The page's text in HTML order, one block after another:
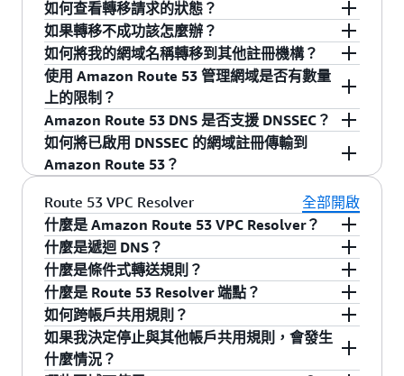
2600:1f18:3fff:f800::/53
2600:1f14:7ff:f800::/53
2600:1f14:fff:f800::/53
2406:da14:7ff:f800::/53
2406:da14:fff:f800::/53
2406:da18:7ff:f800::/53
2406:da1c:7ff:f800::/53
2406:da1c:fff:f800::/53
2406:da18:fff:f800::/53
2600:1f18:7fff:f800::/53
2a05:d018:7ff:f800::/53
2600:1f1e:fff:f800::/53
2620:107:300f::36b7:ff80/122
2a01:578:3::36e4:1000/122
2804:800:ff00::36e8:2840/122
2620:107:300f::36f1:2040/122
2406:da00:ff00::36f3:1fc0/122
2620:108:700f::36f4:34c0/122
派集可讓遷移到 Route 53 變得更容易，因為您可
以指示您的網域名稱註冊機構對 Route 53 中管理
的所有網域名稱使用相同的委派集。此功能還可
以讓您建立「白標籤」名稱伺服器位址，例如
ns1.example.com、ns2.example.com 等，您可以
將這些位址指向您的 Route 53 名稱伺服器。然
後，您可以使用「白標籤」名稱伺服器位址做為
任意數量網域名稱的權威名稱伺服器。有關更多
詳細資訊，請參閱Amazon Route 53 文件。
存取 Whois 資料庫。它包含在許多作業系統中，
也在許多網站上以 Web 應用程式的形式提供。
Internet Corporation for Assigned Names and
Numbers (ICANN) 要求所有網域名稱要有公開可
用的聯絡資訊，以便有人需要聯繫網域名稱擁有
者時可以聯繫得上。
完成轉移程序。請在轉移程序開始前，確保以下
各項：(1) 您的網域名稱在目前的註冊機構不是鎖
定狀態；(2) 您已停用網域名稱的隱私保護 (如果
可以)；(3) 您已經從目前的註冊機構取得有效的授
權代碼或 "authcode"，轉移程序期間將需要輸入
此代碼。
首先，您需要取得網域名稱的 DNS 記錄資料清
單，通常以「區域檔」的形式提供，您可以從現
有的 DNS 供應商處獲得。如果您已經取得 DNS 記
錄資料，可以使用 Route 53 管理主控台或簡單的
Web 服務界面，建立可以為您的網域名稱存放
DNS 記錄的託管區域，然後遵循轉移程序操作，
其中的步驟包括將網域名稱的名稱伺服器更新為
與託管區域關聯的名稱伺服器。要完成網域名稱
轉移程序，請聯繫為您提供網域名稱註冊服務的
註冊機構，然後遵循其轉移程序操作，其中的步
驟包括將網域名稱的名稱伺服器更新為與託管區
域關聯的名稱伺服器。一旦註冊機構傳播了新的
名稱伺服器委派，來自您最終使用者的 DNS 查詢
將開始從 Route 53 DNS 伺服器取得回答。
如何查看轉移請求的狀態？
您可以在 Route 53 主控台首頁的 "Alerts" 區段中
查看網域名稱轉移的狀態。
如果轉移不成功該怎麼辦？
您將需要與目前的註冊機構取得聯繫，以判斷轉
移失敗的原因。他們將問題解決後，您就能重新
提交轉移請求。
如何將我的網域名稱轉移到其他註冊機構？
為了將您的網域名稱從 Route 53 移出，您需要向
新的註冊機構發出轉移請求。他們會請求將網域
名稱移動到其管理範圍內。
使用 Amazon Route 53 管理網域是否有數量
上的限制？
每個新的 Amazon Route 53 帳戶限制最多有 20
個網域。如需請求提高限額，請
聯絡我們 。
Amazon Route 53 DNS 是否支援 DNSSEC？
是。您可以為現有和新的公共託管區域啟用
DNSSEC 簽署。
如何將已啟用 DNSSEC 的網域註冊傳輸到
Amazon Route 53？
要將已啟用 DNSSEC 的網域傳輸到 Amazon
Route 53，請參閱我們的文件以取得逐步指南。
Route 53 VPC Resolver
全部開啟
什麼是 Amazon Route 53 VPC Resolver？
Route 53 VPC Resolver 是區域性 DNS 服務，針對
於 EC2 託管的名稱和網際網路上的公有名稱，提
供遞迴 DNS 查詢。每個 Amazon Virtual Private
Cloud (VPC) 中預設都可使用此功能。在混合雲端
的情況下，您可以設定條件式轉送規則和
Resolver 端點，以啟用跨 AWS Direct Connect 和
什麼是遞迴 DNS？
Amazon Route 53 是授權 DNS 服務，也是遞迴
DNS 服務。授權 DNS 包含 DNS 查詢的最終答
案，通常是 IP 地址。除了極罕見的情況，用戶端
(例如行動裝置、在雲端執行的應用程式，或資料
中心的伺服器) 實際上不會直接與授權 DNS 服務
什麼是條件式轉送規則？
條件式轉送規則可讓 VPC Resolver 將指定網域的
查詢轉送到您選擇的目標 IP 位址 (通常是內部部
署 DNS 解析程式)。規則會在 VPC 層級上套用，
並可從一個帳戶管理，還可跨多個帳戶共用。
什麼是 Route 53 Resolver 端點？
Route 53 Resolver 端點包含一個或多個連接至
Amazon Virtual Private Cloud (VPC) 的彈性網路
介面 (ENI)。每個 ENI 從其所在 VPC 的子網路空間
如何跨帳戶共用規則？
Route 53 Resolver 與 AWS Resource Access
Manager (RAM) 整合，可提供簡單方法讓客戶跨
如果我決定停止與其他帳戶共用規則，會發生
什麼情況？